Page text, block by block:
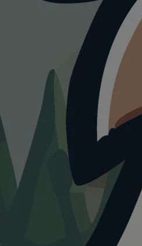
HUNDESTRAND
Hundezone
Alte
Parkanlage